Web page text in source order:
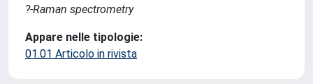
?-Raman spectrometry
Appare nelle tipologie:
01.01 Articolo in rivista